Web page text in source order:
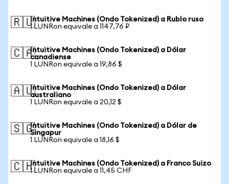
🇷🇺Intuitive Machines (Ondo Tokenized) a Rublo ruso
1 LUNRon equivale a 1147,76 ₽
🇨🇦Intuitive Machines (Ondo Tokenized) a Dólar
canadiense
1 LUNRon equivale a 19,86 $
🇦🇺Intuitive Machines (Ondo Tokenized) a Dólar
australiano
1 LUNRon equivale a 20,12 $
🇸🇬Intuitive Machines (Ondo Tokenized) a Dólar de
Singapur
1 LUNRon equivale a 18,16 $
🇨🇭Intuitive Machines (Ondo Tokenized) a Franco Suizo
1 LUNRon equivale a 11,45 CHF